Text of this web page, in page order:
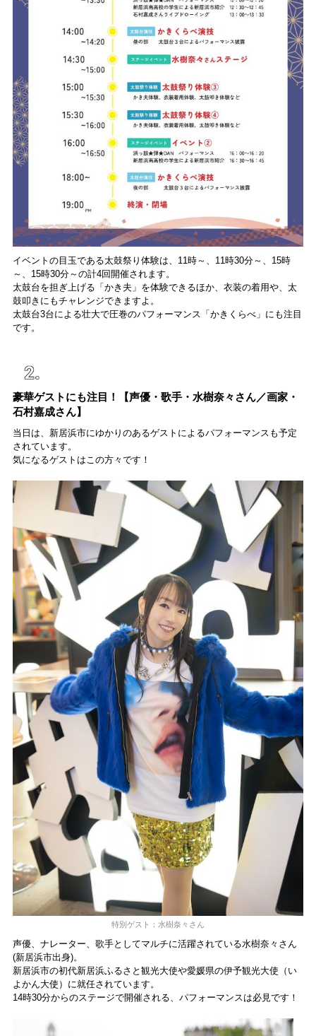
イベントの目玉である太鼓祭り体験は、11時～、11時30分～、15時
～、15時30分～の計4回開催されます。
太鼓台を担ぎ上げる「かき夫」を体験できるほか、衣装の着用や、太
鼓叩きにもチャレンジできますよ。
太鼓台3台による壮大で圧巻のパフォーマンス「かきくらべ」にも注目
です。
豪華ゲストにも注目！【声優・歌手・水樹奈々さん／画家・
石村嘉成さん】
当日は、新居浜市にゆかりのあるゲストによるパフォーマンスも予定
されています。
気になるゲストはこの方々です！
特別ゲスト：水樹奈々さん
声優、ナレーター、歌手としてマルチに活躍されている水樹奈々さん
(新居浜市出身)。
新居浜市の初代新居浜ふるさと観光大使や愛媛県の伊予観光大使（い
よかん大使）に就任されています。
14時30分からのステージで開催される、パフォーマンスは必見です！